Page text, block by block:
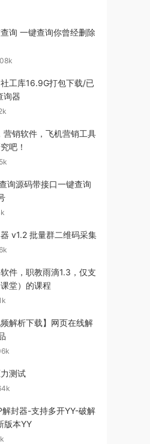
询 一键查询你曾经删除
社工库16.9G打包下载/已
询器
营销软件，飞机营销工具
吧！
询源码带接口一键查询
v1.2 批量群二维码采集
件，职教雨滴1.3，仅支
堂）的课程
频解析下载】网页在线解
测试
解封器-支持多开YY-破解
版本YY